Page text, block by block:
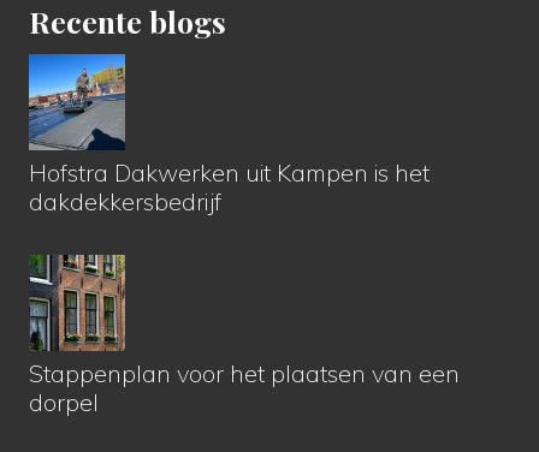
Recente blogs
Hofstra Dakwerken uit Kampen is het
dakdekkersbedrijf
Stappenplan voor het plaatsen van een
dorpel